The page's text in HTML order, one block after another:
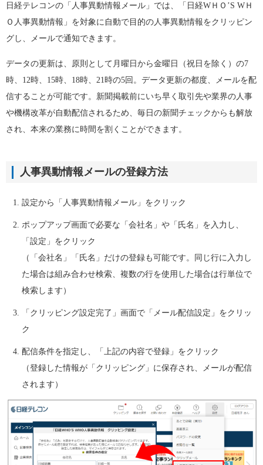
日経テレコンの「人事異動情報メール」では、「日経WＨＯ’S WＨ
Ｏ人事異動情報」を対象に自動で目的の人事異動情報をクリッピン
グし、メールで通知できます。
データの更新は、原則として月曜日から金曜日（祝日を除く）の7
時、12時、15時、18時、21時の5回。データ更新の都度、メールを配
信することが可能です。新聞掲載前にいち早く取引先や業界の人事
や機構改革が自動配信されるため、毎日の新聞チェックからも解放
され、本来の業務に時間を割くことができます。
人事異動情報メールの登録方法
設定から「人事異動情報メール」をクリック
ポップアップ画面で必要な「会社名」や「氏名」を入力し、
「設定」をクリック
（「会社名」「氏名」だけの登録も可能です。同じ行に入力し
た場合は組み合わせ検索、複数の行を使用した場合は行単位で
検索します）
「クリッピング設定完了」画面で「メール配信設定」をクリッ
ク
配信条件を指定し、「上記の内容で登録」をクリック
（登録した情報が「クリッピング」に保存され、メールが配信
されます）